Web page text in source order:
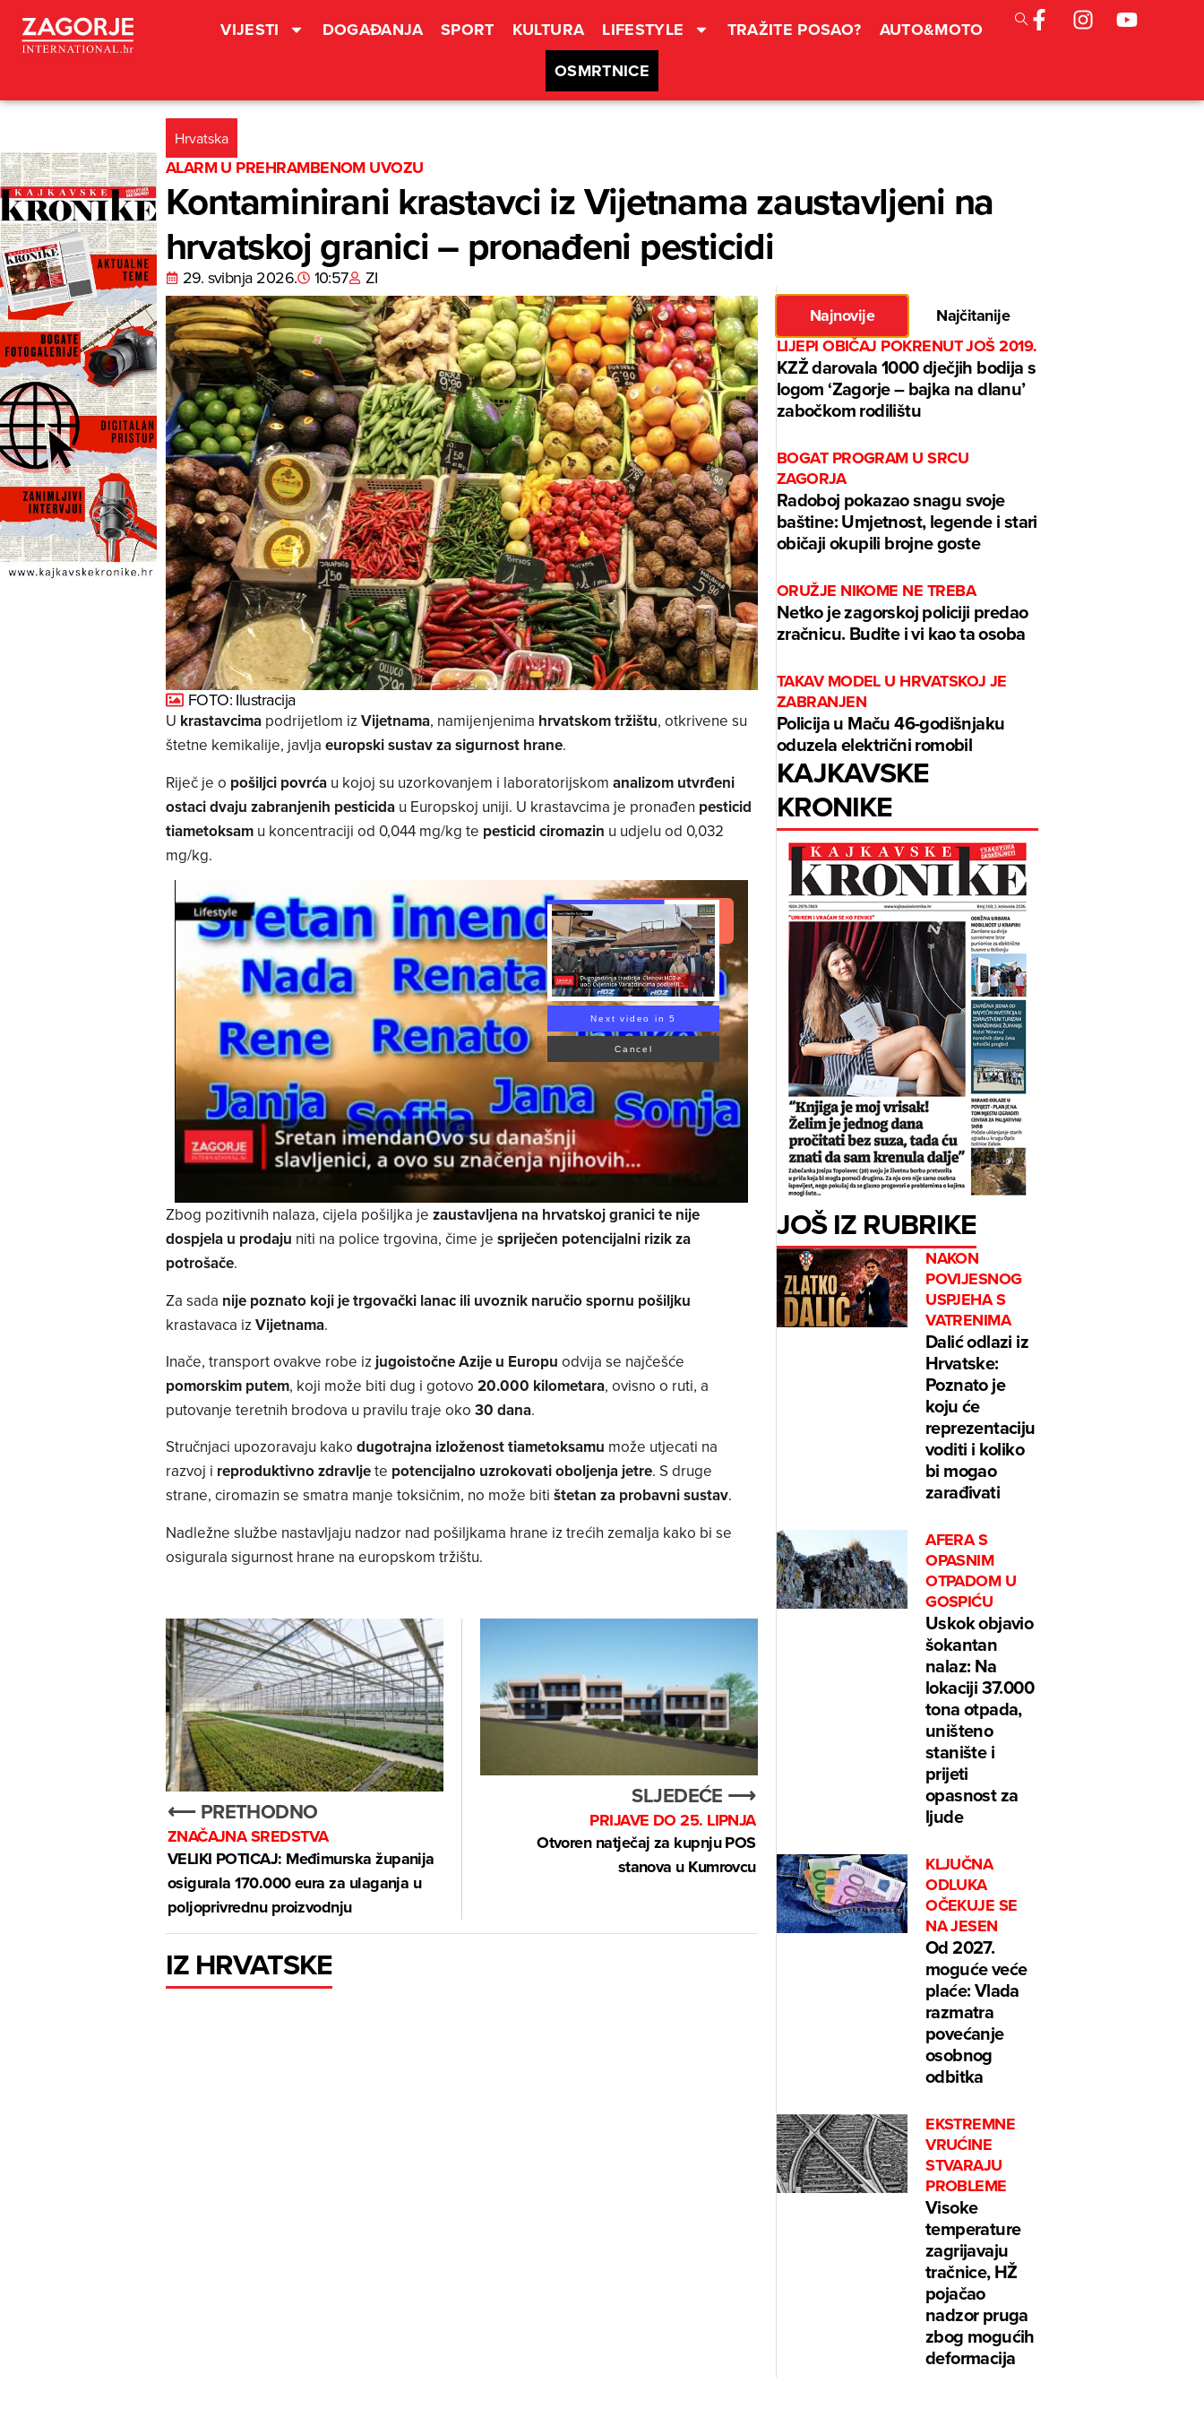
VIJESTI DOGAĐANJA SPORT KULTURA LIFESTYLE TRAŽITE POSAO?
AUTO&MOTO
OSMRTNICE
Hrvatska
ALARM U PREHRAMBENOM UVOZU
Kontaminirani krastavci iz Vijetnama zaustavljeni na
hrvatskoj granici – pronađeni pesticidi
29. svibnja 2026. 10:57 ZI
FOTO: Ilustracija
U krastavcima podrijetlom izVijetnama, namijenjenima hrvatskom tržištu, otkrivene su
štetne kemikalije, javlja europski sustav za sigurnost hrane.
Riječ je o pošiljci povrća u kojoj su uzorkovanjem i laboratorijskom analizom utvrđeni
ostaci dvaju zabranjenih pesticidau Europskoj uniji. U krastavcima je pronađen pesticid
tiametoksamu koncentraciji od 0,044 mg/kg te pesticid ciromazin u udjelu od 0,032
mg/kg.
Read Article
Next video in 4
Cancel
Zbog pozitivnih nalaza, cijela pošiljka je zaustavljena na hrvatskoj granici te nije
dospjela u prodaju niti na police trgovina, čime je spriječen potencijalni rizik za
potrošače.
Za sada nije poznato koji je trgovački lanac ili uvoznik naručio spornu pošiljku
krastavaca izVijetnama.
Inače, transport ovakve robe izjugoistočne Azije u Europu odvija se najčešće
pomorskim putem, koji može biti dug i gotovo 20.000 kilometara, ovisno o ruti, a
putovanje teretnih brodova u pravilu traje oko 30 dana.
Stručnjaci upozoravaju kako dugotrajna izloženost tiametoksamu može utjecati na
razvoj i reproduktivno zdravljete potencijalno uzrokovati oboljenja jetre. S druge
strane, ciromazin se smatra manje toksičnim, no može biti štetan za probavni sustav.
Nadležne službe nastavljaju nadzor nad pošiljkama hrane iz trećih zemalja kako bi se
osigurala sigurnost hrane na europskom tržištu.
⟵ PRETHODNO
ZNAČAJNA SREDSTVA
VELIKI POTICAJ: Međimurska županija
osigurala 170.000 eura za ulaganja u
poljoprivrednu proizvodnju
SLJEDEĆE ⟶
PRIJAVE DO 25. LIPNJA
Otvoren natječaj za kupnju POS
stanova u Kumrovcu
IZ HRVATSKE
Najnovije
Najčitanije
LIJEPI OBIČAJ POKRENUT JOŠ 2019.
KZŽ darovala 1000 dječjih bodija s
logom ‘Zagorje – bajka na dlanu’
zabočkom rodilištu
BOGAT PROGRAM U SRCU
ZAGORJA
Radoboj pokazao snagu svoje
baštine: Umjetnost, legende i stari
običaji okupili brojne goste
ORUŽJE NIKOME NE TREBA
Netko je zagorskoj policiji predao
zračnicu. Budite i vi kao ta osoba
TAKAV MODEL U HRVATSKOJ JE
ZABRANJEN
Policija u Maču 46-godišnjaku
oduzela električni romobil
KAJKAVSKE
KRONIKE
JOŠ IZ RUBRIKE
NAKON
POVIJESNOG
USPJEHA S
VATRENIMA
Dalić odlazi iz
Hrvatske:
Poznato je
koju će
reprezentaciju
voditi i koliko
bi mogao
zarađivati
AFERA S
OPASNIM
OTPADOM U
GOSPIĆU
Uskok objavio
šokantan
nalaz: Na
lokaciji 37.000
tona otpada,
uništeno
stanište i
prijeti
opasnost za
ljude
KLJUČNA
ODLUKA
OČEKUJE SE
NA JESEN
Od 2027.
moguće veće
plaće: Vlada
razmatra
povećanje
osobnog
odbitka
EKSTREMNE
VRUĆINE
STVARAJU
PROBLEME
Visoke
temperature
zagrijavaju
tračnice, HŽ
pojačao
nadzor pruga
zbog mogućih
deformacija